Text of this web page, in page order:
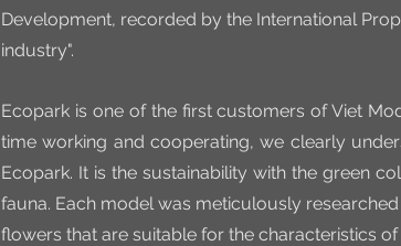
Development, recorded by the International
industry".
Ecopark is one of the first customers of Viet
time working and cooperating, we clearly
Ecopark. It is the sustainability with the green
fauna. Each model was meticulously
flowers that are suitable for the characteristics